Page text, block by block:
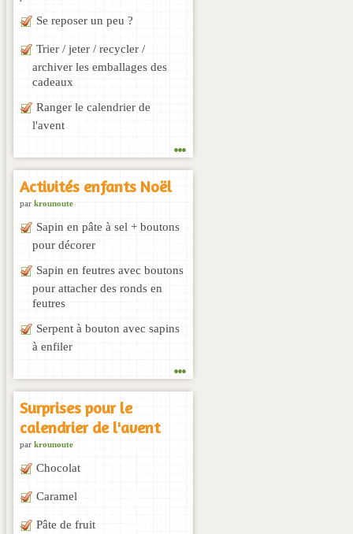
Se reposer un peu ?
Trier / jeter / recycler /
archiver les emballages des
cadeaux
Ranger le calendrier de
l'avent
...
Activités enfants Noël
par krounoute
Sapin en pâte à sel + boutons
pour décorer
Sapin en feutres avec boutons
pour attacher des ronds en
feutres
Serpent à bouton avec sapins
à enfiler
...
Surprises pour le
calendrier de l'avent
par krounoute
Chocolat
Caramel
Pâte de fruit